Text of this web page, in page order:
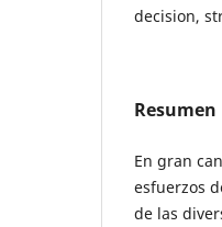
decision,
Resumen
En gran
esfuerzos
de las